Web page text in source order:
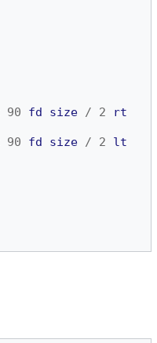
90 fd size / 2
rt
90 fd size / 2
lt